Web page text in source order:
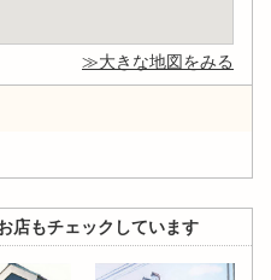
大きな地図をみる
店もチェックしています